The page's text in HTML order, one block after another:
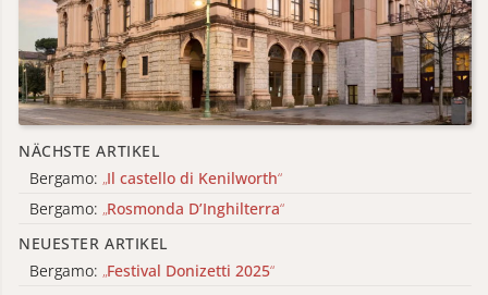
NÄCHSTE ARTIKEL
Bergamo: „Il castello di Kenilworth“
Bergamo: „Rosmonda D’Inghilterra“
NEUESTER ARTIKEL
Bergamo: „Festival Donizetti 2025“